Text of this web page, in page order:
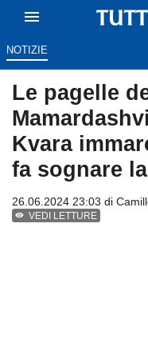
NOTIZIE
Le pagelle
Kvara
fa sognare
26.06.2024 23:03 di
VEDI LETTURE